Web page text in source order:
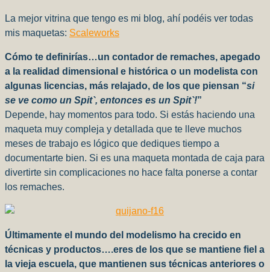
La mejor vitrina que tengo es mi blog, ahí podéis ver todas
mis maquetas: Scaleworks
Cómo te definirías…un contador de remaches, apegado
a la realidad dimensional e histórica o un modelista con
algunas licencias, más relajado, de los que piensan “si
se ve como un Spit`, entonces es un Spit`!”
Depende, hay momentos para todo. Si estás haciendo una
maqueta muy compleja y detallada que te lleve muchos
meses de trabajo es lógico que dediques tiempo a
documentarte bien. Si es una maqueta montada de caja para
divertirte sin complicaciones no hace falta ponerse a contar
los remaches.
Últimamente el mundo del modelismo ha crecido en
técnicas y productos….eres de los que se mantiene fiel a
la vieja escuela, que mantienen sus técnicas anteriores o